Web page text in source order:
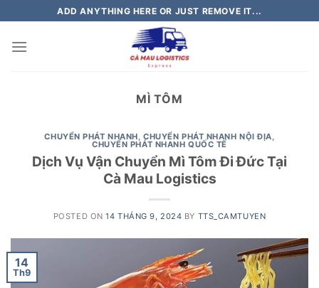
to
content
ADD ANYTHING HERE OR JUST REMOVE IT...
MÌ TÔM
CHUYỂN PHÁT NHANH,CHUYỂN PHÁT NHANH NỘI ĐỊA,
CHUYỂN PHÁT NHANH QUỐC TẾ
Dịch Vụ Vận Chuyển Mì Tôm Đi Đức Tại
Cà Mau Logistics
POSTED ON14 THÁNG 9, 2024 BY TTS_CAMTUYEN
14
Th9